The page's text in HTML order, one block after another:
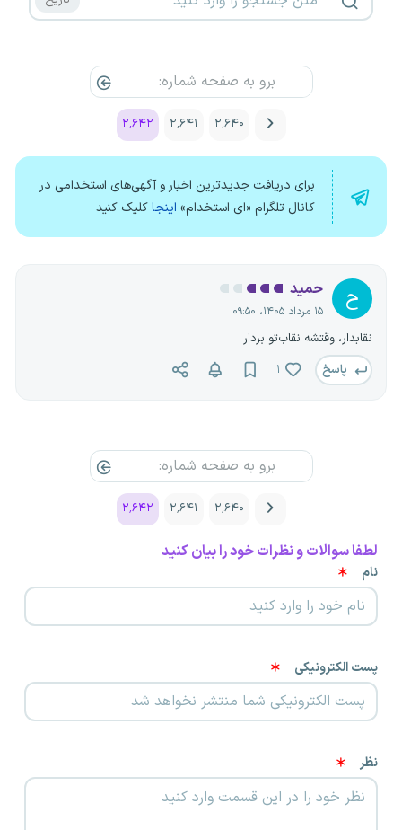
۲٬۶۴۰ ۲٬۶۴۱ ۲٬۶۴۲
برای دریافت جدیدترین اخبار و آگهی‌های استخدامی در
کانال تلگرام «ای استخدام» اینجاکلیک کنید
ح حمید
۱۵ مرداد ۱۴۰۵، ۰۹:۵۰
نقابدار، وقتشه نقاب‌تو بردار
پاسخ
۱
۲٬۶۴۰ ۲٬۶۴۱ ۲٬۶۴۲
لطفا سوالات و نظرات خود را بیان کنید
نام
پست الکترونیکی
نظر